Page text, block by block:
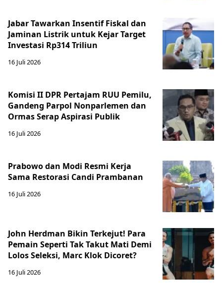
Jabar Tawarkan Insentif Fiskal dan
Jaminan Listrik untuk Kejar Target
Investasi Rp314 Triliun
16 Juli 2026
Komisi II DPR Pertajam RUU Pemilu,
Gandeng Parpol Nonparlemen dan
Ormas Serap Aspirasi Publik
16 Juli 2026
Prabowo dan Modi Resmi Kerja
Sama Restorasi Candi Prambanan
16 Juli 2026
John Herdman Bikin Terkejut! Para
Pemain Seperti Tak Takut Mati Demi
Lolos Seleksi, Marc Klok Dicoret?
16 Juli 2026